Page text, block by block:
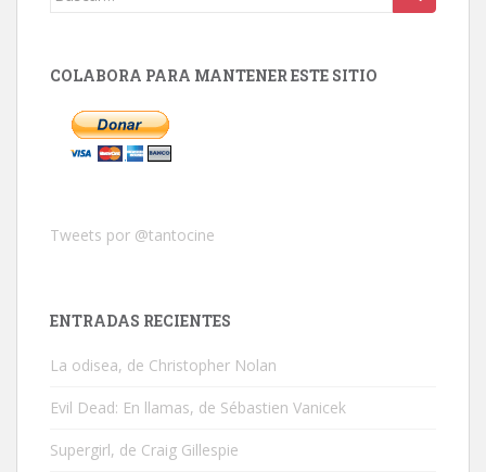
COLABORA PARA MANTENER ESTE SITIO
Tweets por @tantocine
ENTRADAS RECIENTES
La odisea, de Christopher Nolan
Evil Dead: En llamas, de Sébastien Vanicek
Supergirl, de Craig Gillespie